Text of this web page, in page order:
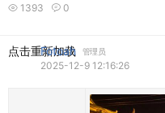
1393 0
点击重新加载
Fotoah 管理员
2025-12-9 12:16:26